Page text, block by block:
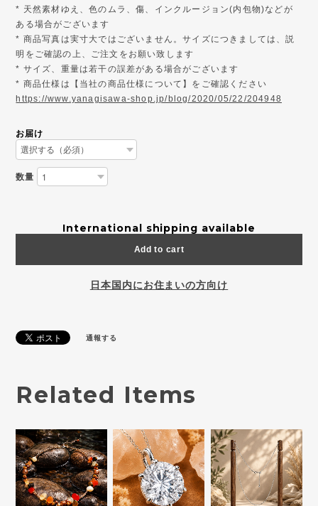
* 天然素材ゆえ、色のムラ、傷、インクルージョン(内包物)などが
ある場合がございます
* 商品写真は実寸大ではございません。サイズにつきましては、説
明をご確認の上、ご注文をお願い致します
* サイズ、重量は若干の誤差がある場合がございます
* 商品仕様は【当社の商品仕様について】をご確認ください
https://www.yanagisawa-shop.jp/blog/2020/05/22/204948
お届け
数量
International shipping available
Add to cart
日本国内にお住まいの方向け
通報する
Related Items